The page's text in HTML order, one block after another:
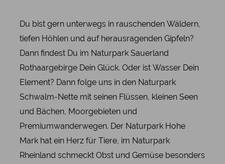
Du bist gern unterwegs in rauschenden Wäldern,
tiefen Höhlen und auf herausragenden Gipfeln?
Dann findest Du im Naturpark Sauerland
Rothaargebirge Dein Glück. Oder ist Wasser Dein
Element? Dann folge uns in den Naturpark
Schwalm-Nette mit seinen Flüssen, kleinen Seen
und Bächen, Moorgebieten und
Premiumwanderwegen. Der Naturpark Hohe
Mark hat ein Herz für Tiere, im Naturpark
Rheinland schmeckt Obst und Gemüse besonders